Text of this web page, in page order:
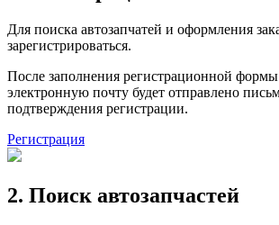
Для поиска автозапчатей и оформления
зарегистрироваться.
После заполнения регистрационной
электронную почту будет отправлено
подтверждения регистрации.
Регистрация
2. Поиск автозапчастей